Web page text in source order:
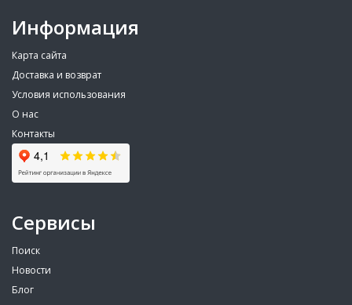
Информация
Карта сайта
Доставка и возврат
Условия использования
О нас
Контакты
Сервисы
Поиск
Новости
Блог